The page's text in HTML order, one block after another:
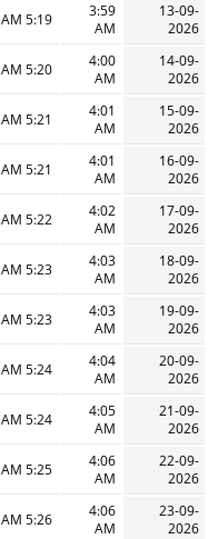
13-09-
2026
3:59
AM
5:19 AM
14-09-
2026
4:00
AM
5:20 AM
15-09-
2026
4:01
AM
5:21 AM
16-09-
2026
4:01
AM
5:21 AM
17-09-
2026
4:02
AM
5:22 AM
18-09-
2026
4:03
AM
5:23 AM
19-09-
2026
4:03
AM
5:23 AM
20-09-
2026
4:04
AM
5:24 AM
21-09-
2026
4:05
AM
5:24 AM
22-09-
2026
4:06
AM
5:25 AM
23-09-
2026
4:06
AM
5:26 AM